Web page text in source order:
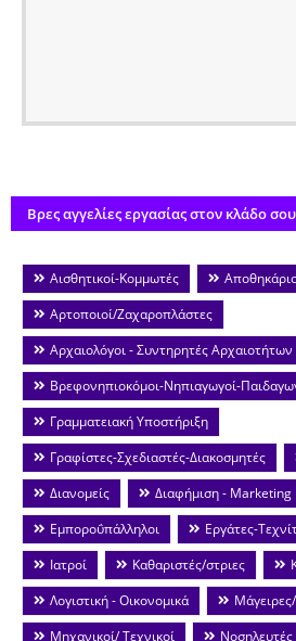
Βρες αγγελίες εργασίας στον κλάδο σου
Αισθητικοί-Κομμωτές
Αρτοποιοί/Ζαχαροπλάστες
Αρχαιολόγοι - Συντηρητές Αρχαιοτήτων
Βρεφονηπιοκόμοι-Νηπιαγωγοί-
Γραμματειακή Υποστήριξη
Γραφίστες-Σχεδιαστές-Διακοσμητές
Διανομείς
Διαφήμιση - Marketing
Εμποροΰπάλληλοι
Εργάτες-
Ιατροί
Καθαριστές/στριες
Λογιστική - Οικονομικά
Μηχανικοί/ Τεχνικοί
Νοσηλευτές